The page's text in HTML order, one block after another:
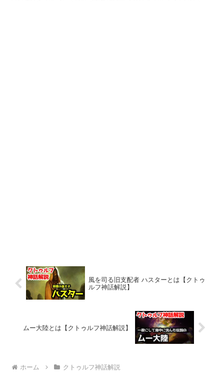
風を司る旧支配者 ハスターとは【クトゥ
ルフ神話解説】
ムー大陸とは【クトゥルフ神話解説】
ホーム クトゥルフ神話解説